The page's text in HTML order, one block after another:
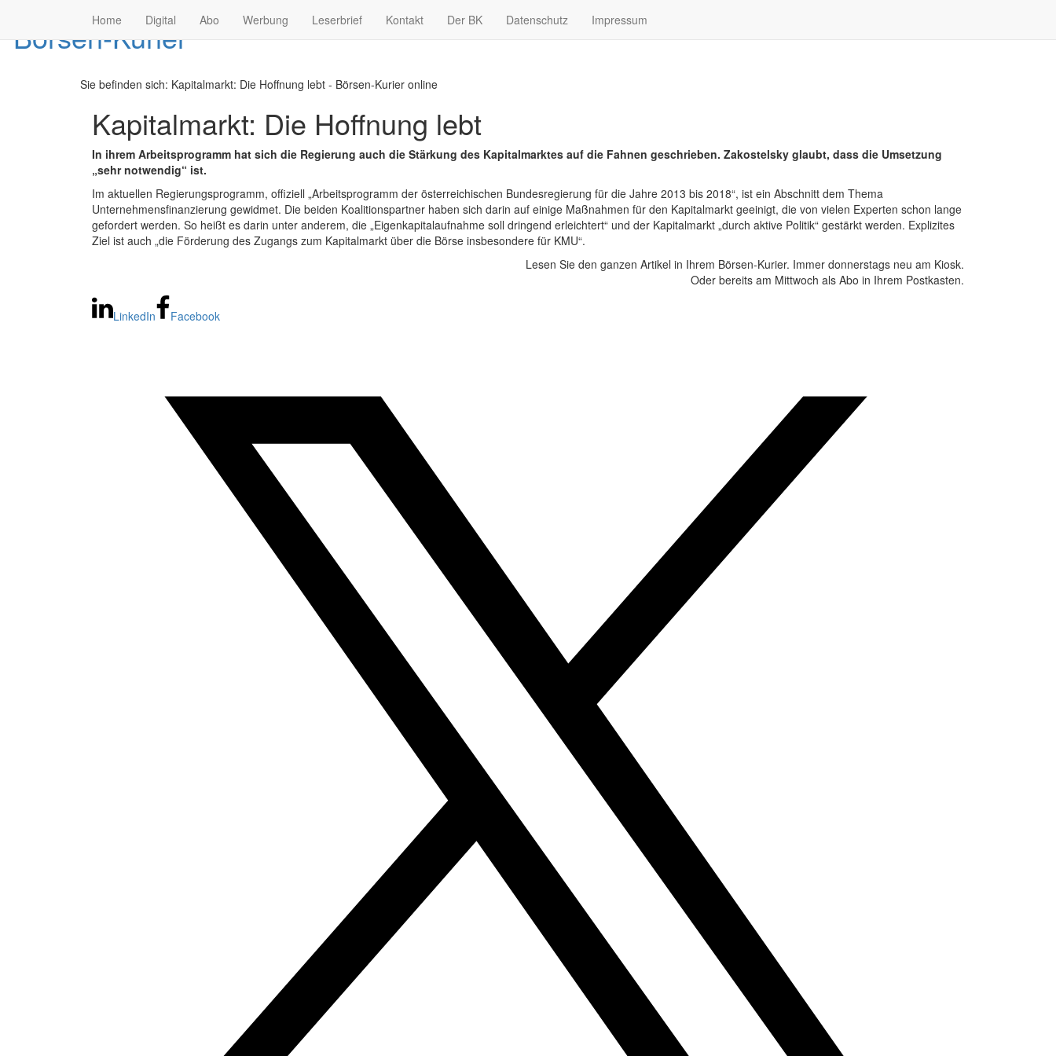
Home Digital Abo Werbung Leserbrief Kontakt Der BK Datenschutz Impressum
Sie befinden sich: Kapitalmarkt: Die Hoffnung lebt - Börsen-Kurier online
Kapitalmarkt: Die Hoffnung lebt
In ihrem Arbeitsprogramm hat sich die Regierung auch die Stärkung des Kapitalmarktes auf die Fahnen geschrieben. Zakostelsky glaubt, dass die Umsetzung
„sehr notwendig“ ist.
Im aktuellen Regierungsprogramm, offiziell „Arbeitsprogramm der österreichischen Bundesregierung für die Jahre 2013 bis 2018“, ist ein Abschnitt dem Thema
Unternehmensfinanzierung gewidmet. Die beiden Koalitionspartner haben sich darin auf einige Maßnahmen für den Kapitalmarkt geeinigt, die von vielen Experten schon lange
gefordert werden. So heißt es darin unter anderem, die „Eigenkapitalaufnahme soll dringend erleichtert“ und der Kapitalmarkt „durch aktive Politik“ gestärkt werden. Explizites
Ziel ist auch „die Förderung des Zugangs zum Kapitalmarkt über die Börse insbesondere für KMU“.
Lesen Sie den ganzen Artikel in Ihrem Börsen-Kurier. Immer donnerstags neu am Kiosk.
Oder bereits am Mittwoch als Abo in Ihrem Postkasten.
LinkedIn Facebook